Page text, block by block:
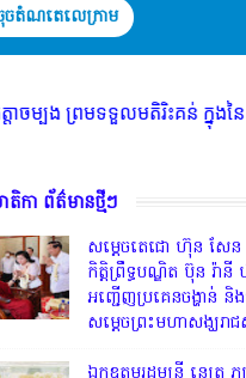
យៈលេខ +85517959101
រិះគន់ ក្នុងនៃស្ថាបនា គោរ
តិកា ព័ត៌មានថ្មីៗ
សម្តេចតេជោ ហ៊ុន សែន
កិត្តិព្រឹទ្ធបណ្ឌិត ប៊ុន រ៉ា
អញ្ជើញប្រគេនចង្ហាន់ និង